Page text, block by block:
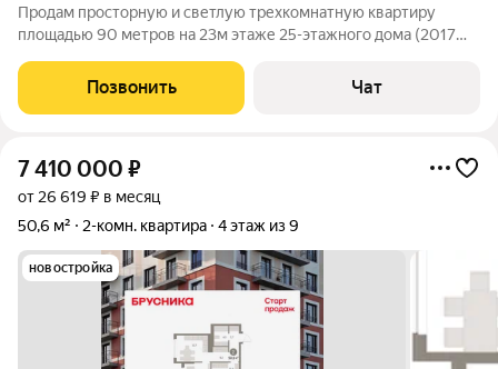
Продам просторную и светлую трехкомнатную квартиру
площадью 90 метров на 23м этаже 25-этажного дома (2017
планировка, большая и удобная кухня (15м), два санузла,
отличный вид на город. У дома
Позвонить Чат
7 410 000 ₽
от 26 619 ₽ в месяц
50,6 м²
2-комн. квартира 4 этаж из 9
новостройка